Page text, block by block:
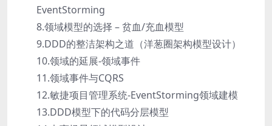
EventStorming
8.领域模型的选择 – 贫血/充血模型
9.DDD的整洁架构之道（洋葱圈架构模型设计）
10.领域的延展-领域事件
11.领域事件与CQRS
12.敏捷项目管理系统-EventStorming领域建模
13.DDD模型下的代码分层模型